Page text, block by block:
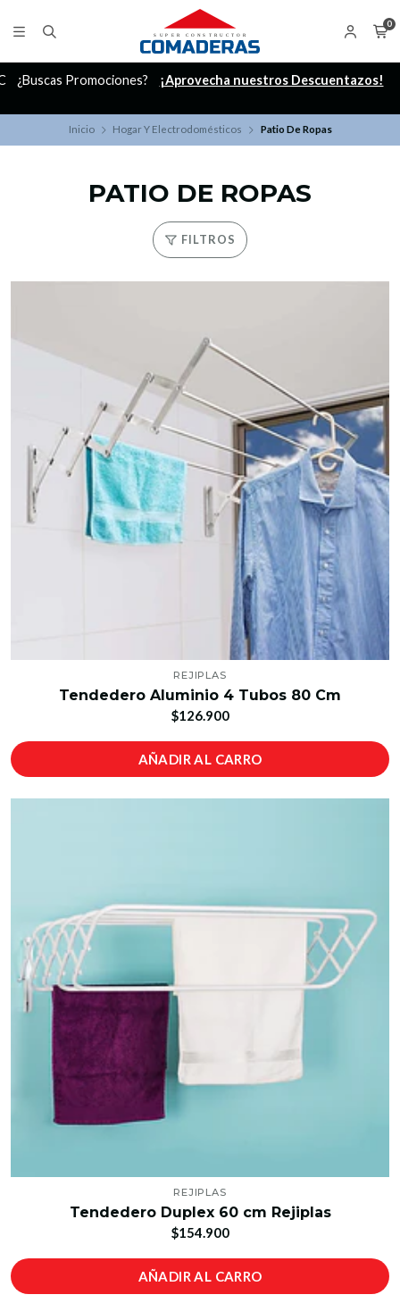
0
¿Buscas Promociones? ¡Aprovecha nuestros Descuentazos!
Inicio Hogar Y Electrodomésticos Patio De Ropas
PATIO DE ROPAS
FILTROS
REJIPLAS
Tendedero Aluminio 4 Tubos 80 Cm
$126.900
AÑADIR AL CARRO
REJIPLAS
Tendedero Duplex 60 cm Rejiplas
$154.900
AÑADIR AL CARRO